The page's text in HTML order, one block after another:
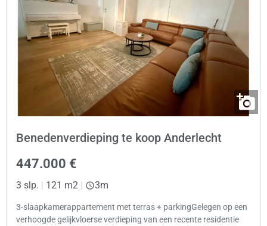
Benedenverdieping te koop Anderlecht
447.000 €
3 slp. | 121 m2 | 3m
3-slaapkamerappartement met terras + parkingGelegen op een
verhoogde gelijkvloerse verdieping van een recente residentie